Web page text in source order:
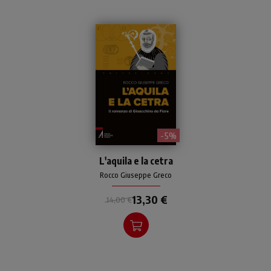
- 5%
dell'abate Gioacchino da
Fiore attraverso una
rivisitazione delle sue opere
più importanti.
L'aquila e la cetra
Rocco Giuseppe Greco
14,00 €13,30 €